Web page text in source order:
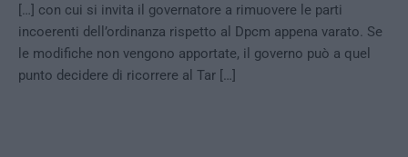
[…] con cui si invita il governatore a rimuovere le parti
incoerenti dell’ordinanza rispetto al Dpcm appena varato. Se
le modifiche non vengono apportate, il governo può a quel
punto decidere di ricorrere al Tar […]